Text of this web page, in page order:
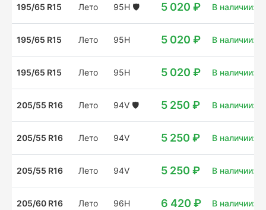
195/65 R15 Лето 95H 🛡️ 5 020 ₽ В наличии:
195/65 R15 Лето 95H 5 020 ₽ В наличии:
195/65 R15 Лето 95H 5 020 ₽ В наличии:
205/55 R16 Лето 94V 🛡️ 5 250 ₽ В наличии:
205/55 R16 Лето 94V 5 250 ₽ В наличии:
205/55 R16 Лето 94V 5 250 ₽ В наличии:
205/60 R16 Лето 96H 6 420 ₽ В наличии: